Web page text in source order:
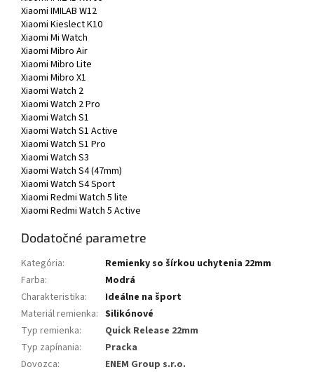
Xiaomi IMILAB W12
Xiaomi Kieslect K10
Xiaomi Mi Watch
Xiaomi Mibro Air
Xiaomi Mibro Lite
Xiaomi Mibro X1
Xiaomi Watch 2
Xiaomi Watch 2 Pro
Xiaomi Watch S1
Xiaomi Watch S1 Active
Xiaomi Watch S1 Pro
Xiaomi Watch S3
Xiaomi Watch S4 (47mm)
Xiaomi Watch S4 Sport
Xiaomi Redmi Watch 5 lite
Xiaomi Redmi Watch 5 Active
Dodatočné parametre
Kategória:
Remienky so šírkou uchytenia 22mm
Farba:
Modrá
Charakteristika:
Ideálne na šport
Materiál remienka: Silikónové
Typ remienka:
Quick Release 22mm
Typ zapínania:
Pracka
Dovozca: ENEM Group s.r.o.